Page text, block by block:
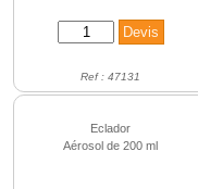
Ref : 47131
Eclador
Aérosol de 200 ml